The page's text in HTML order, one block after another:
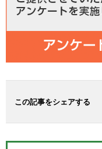
この記事をシェアする